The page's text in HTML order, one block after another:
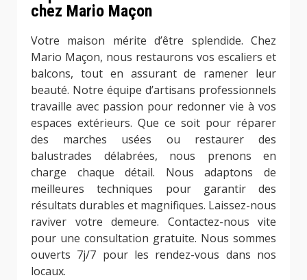
chez Mario Maçon
Votre maison mérite d’être splendide. Chez
Mario Maçon, nous restaurons vos escaliers et
balcons, tout en assurant de ramener leur
beauté. Notre équipe d’artisans professionnels
travaille avec passion pour redonner vie à vos
espaces extérieurs. Que ce soit pour réparer
des marches usées ou restaurer des
balustrades délabrées, nous prenons en
charge chaque détail. Nous adaptons de
meilleures techniques pour garantir des
résultats durables et magnifiques. Laissez-nous
raviver votre demeure. Contactez-nous vite
pour une consultation gratuite. Nous sommes
ouverts 7j/7 pour les rendez-vous dans nos
locaux.